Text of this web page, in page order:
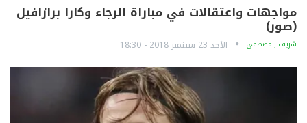
مواجهات واعتقالات في مباراة الرجاء وكارا برازافيل
(صور)
شريف بلمصطفى الأحد 23 سبتمبر 2018 - 18:30